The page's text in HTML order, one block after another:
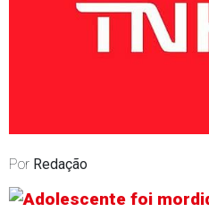
Por Redação